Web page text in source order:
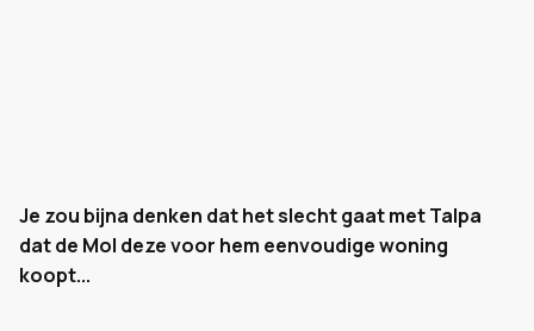
Je zou bijna denken dat het slecht gaat met Talpa
dat de Mol deze voor hem eenvoudige woning
koopt...